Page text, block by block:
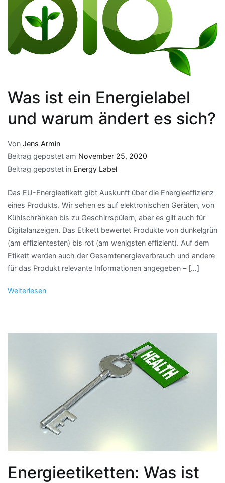
Was ist ein Energielabel
und warum ändert es sich?
Von Jens Armin
Beitrag gepostet am November 25, 2020
Beitrag gepostet in Energy Label
Das EU-Energieetikett gibt Auskunft über die Energieeffizienz
eines Produkts. Wir sehen es auf elektronischen Geräten, von
Kühlschränken bis zu Geschirrspülern, aber es gilt auch für
Digitalanzeigen. Das Etikett bewertet Produkte von dunkelgrün
(am effizientesten) bis rot (am wenigsten effizient). Auf dem
Etikett werden auch der Gesamtenergieverbrauch und andere
für das Produkt relevante Informationen angegeben – […]
Weiterlesen
Energieetiketten: Was ist